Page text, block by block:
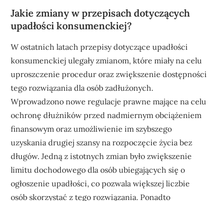
Jakie zmiany w przepisach dotyczących
upadłości konsumenckiej?
W ostatnich latach przepisy dotyczące upadłości
konsumenckiej ulegały zmianom, które miały na celu
uproszczenie procedur oraz zwiększenie dostępności
tego rozwiązania dla osób zadłużonych.
Wprowadzono nowe regulacje prawne mające na celu
ochronę dłużników przed nadmiernym obciążeniem
finansowym oraz umożliwienie im szybszego
uzyskania drugiej szansy na rozpoczęcie życia bez
długów. Jedną z istotnych zmian było zwiększenie
limitu dochodowego dla osób ubiegających się o
ogłoszenie upadłości, co pozwala większej liczbie
osób skorzystać z tego rozwiązania. Ponadto